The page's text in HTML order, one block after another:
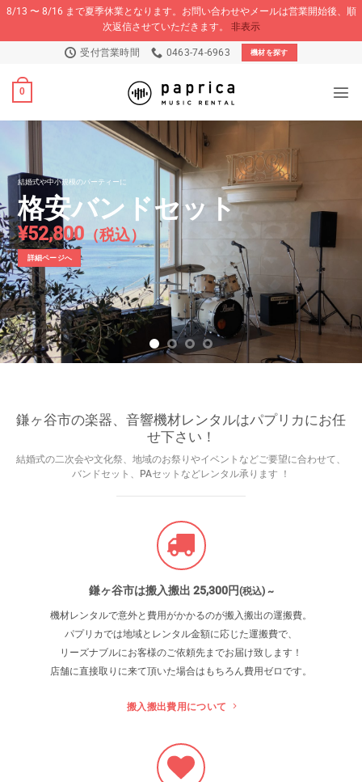
8/13 〜 8/16 まで夏季休業となります。お問い合わせやメールは営業開始後、順
次返信させていただきます。 非表示
content
受付営業時間 0463-74-6963 機材を探す
0
各種イベント音響
承ります
お問い合わせページへ
鎌ヶ谷市の楽器、音響機材レンタルはパプリカにお任
せ下さい！
結婚式の二次会や文化祭、地域のお祭りやイベントなどご要望に合わせて、
バンドセット、PAセットなどレンタル承ります ！
鎌ヶ谷市は搬入搬出 25,300円(税込) ~
機材レンタルで意外と費用がかかるのが搬入搬出の運搬費。
パプリカでは地域とレンタル金額に応じた運搬費で、
リーズナブルにお客様のご依頼先までお届け致します！
店舗に直接取りに来て頂いた場合はもちろん費用ゼロです。
搬入搬出費用について